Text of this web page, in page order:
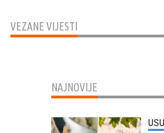
VEZANE VIJESTI
NAJNOVIJE